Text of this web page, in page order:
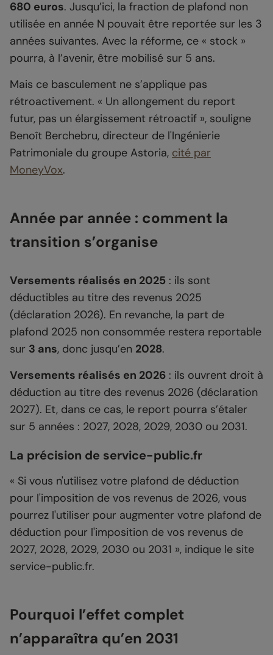
680 euros. Jusqu’ici, la fraction de plafond non
utilisée en année N pouvait être reportée sur les 3
années suivantes. Avec la réforme, ce « stock »
pourra, à l’avenir, être mobilisé sur 5 ans.
Mais ce basculement ne s’applique pas
rétroactivement. « Un allongement du report
futur, pas un élargissement rétroactif », souligne
Benoît Berchebru, directeur de l'Ingénierie
Patrimoniale du groupe Astoria, cité par
MoneyVox.
Année par année : comment la
transition s’organise
Versements réalisés en 2025 : ils sont
déductibles au titre des revenus 2025
(déclaration 2026). En revanche, la part de
plafond 2025 non consommée restera reportable
sur 3 ans, donc jusqu’en 2028.
Versements réalisés en 2026 : ils ouvrent droit à
déduction au titre des revenus 2026 (déclaration
2027). Et, dans ce cas, le report pourra s’étaler
sur 5 années : 2027, 2028, 2029, 2030 ou 2031.
La précision de service-public.fr
« Si vous n'utilisez votre plafond de déduction
pour l'imposition de vos revenus de 2026, vous
pourrez l'utiliser pour augmenter votre plafond de
déduction pour l'imposition de vos revenus de
2027, 2028, 2029, 2030 ou 2031 », indique le site
service-public.fr.
Pourquoi l’effet complet
n’apparaîtra qu’en 2031